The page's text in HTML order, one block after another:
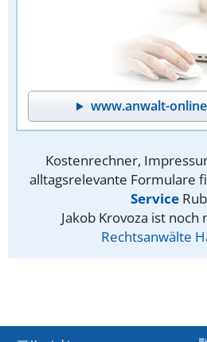
www.anwalt-
Kostenrechner,
alltagsrelevante Formulare
Service
Jakob Krovoza ist noch
Rechtsanwälte